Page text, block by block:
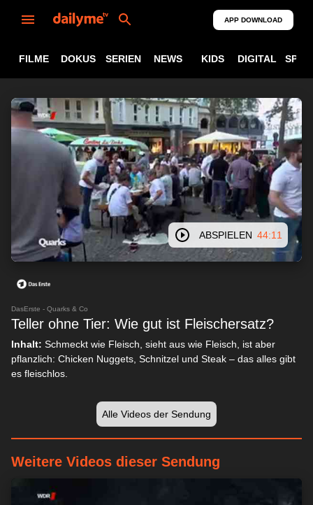
APP DOWNLOAD
FILME DOKUS SERIEN NEWS KIDS DIGITAL
ABSPIELEN 44:11
DasErste - Quarks & Co
Teller ohne Tier: Wie gut ist Fleischersatz?
Inhalt: Schmeckt wie Fleisch, sieht aus wie Fleisch, ist aber
pflanzlich: Chicken Nuggets, Schnitzel und Steak – das alles gibt
es fleischlos.
Alle Videos der Sendung
Weitere Videos dieser Sendung